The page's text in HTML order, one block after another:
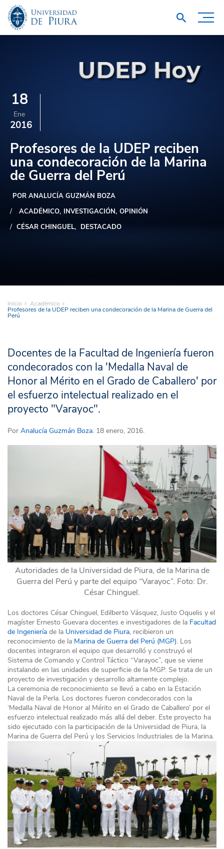
18
Ene
2016
Profesores de la UDEP reciben
una condecoración de la Marina
de Guerra del Perú
POR ANALUCÍA GUZMÁN BOZA
ACADÉMICO INVESTIGACIÓN OPINIÓN
CÉSAR CHINGUEL
DESTACADO
Inicio Académico
Profesores de la UDEP reciben una condecoración de la Marina de Guerra del
Perú
Docentes de la Facultad de Ingeniería fueron
condecorados con la 'Medalla Naval de
Honor al Mérito en el Grado de Caballero' por
el esfuerzo intelectual realizado en el
proyecto "Varayoc".
Por Analucía Guzmán Boza. 18 enero, 2016.
Autoridades de la Universidad de Piura, de la Marina de
Guerra del Perú y parte del equipo “Varayoc”. Foto: Dr.
César Chinguel.
Los doctores César Chinguel, Edilberto Vásquez, Justo Oquelis y el
magíster Ernesto Guevara docentes e investigadores de la Facultad
de Ingeniería de la Universidad de Piura, recibieron un
reconocimiento de la Marina de Guerra del Perú (MGP). Los
docentes integraron el equipo que desarrolló y construyó el
Sistema de Comando y Control Táctico “Varayoc”, que se viene
instalando en las unidades de superficie de la MGP. Se trata de un
proyecto de investigación y desarrollo altamente complejo.
La ceremonia de reconocimiento se llevó a cabo en la Estación
Naval de la Perla. Los doctores fueron condecorados con la
‘Medalla Naval de Honor al Mérito en el Grado de Caballero’ por el
esfuerzo intelectual realizado más allá del deber. Este proyecto ha
sido ejecutado con la participación de la Universidad de Piura, la
Marina de Guerra del Perú y los Servicios Industriales de la Marina.